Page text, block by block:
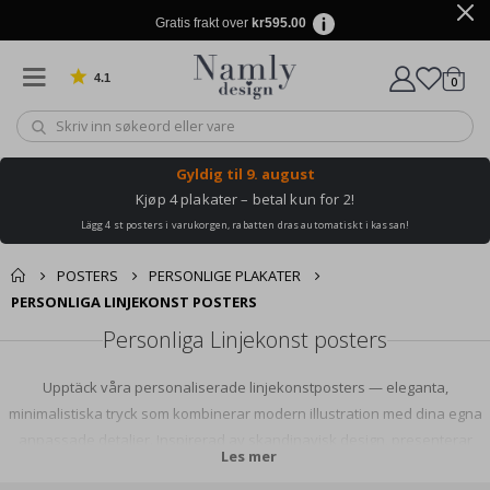
Gratis frakt over kr595.00
4.1 Basert på 1030 stemmer 0varer
Gyldig til 9. august
Kjøp 4 plakater – betal kun for 2!
Lägg 4 st posters i varukorgen, rabatten dras automatiskt i kassan!
POSTERS
PERSONLIGE PLAKATER
PERSONLIGA LINJEKONST POSTERS
Personliga Linjekonst posters
Upptäck våra personaliserade linjekonstposters — eleganta,
minimalistiska tryck som kombinerar modern illustration med dina egna
denna kollektion rena konturer, mjuka kompositioner och tidlösa motiv
Les mer